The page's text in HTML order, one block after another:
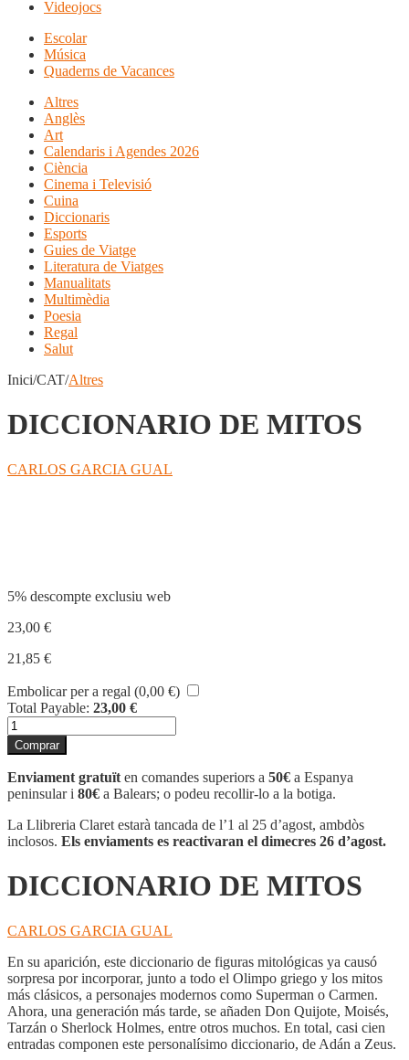
Videojocs
Escolar
Música
Quaderns de Vacances
Altres
Anglès
Art
Calendaris i Agendes 2026
Ciència
Cinema i Televisió
Cuina
Diccionaris
Esports
Guies de Viatge
Literatura de Viatges
Manualitats
Multimèdia
Poesia
Regal
Salut
Inici/CAT/Altres
DICCIONARIO DE MITOS
CARLOS GARCIA GUAL
5% descompte exclusiu web
23,00 €
21,85 €
Embolicar per a regal (0,00 €)
Total Payable: 23,00 €
quantitat
de
DICCIONARIO
DE
MITOS
Comprar
Enviament gratuït en comandes superiors a 50€ a Espanya
peninsular i 80€ a Balears; o podeu recollir-lo a la botiga.
La Llibreria Claret estarà tancada de l’1 al 25 d’agost, ambdòs
inclosos. Els enviaments es reactivaran el dimecres 26 d’agost.
DICCIONARIO DE MITOS
CARLOS GARCIA GUAL
En su aparición, este diccionario de figuras mitológicas ya causó
sorpresa por incorporar, junto a todo el Olimpo griego y los mitos
más clásicos, a personajes modernos como Superman o Carmen.
Ahora, una generación más tarde, se añaden Don Quijote, Moisés,
Tarzán o Sherlock Holmes, entre otros muchos. En total, casi cien
entradas componen este personalísimo diccionario, de Adán a Zeus.